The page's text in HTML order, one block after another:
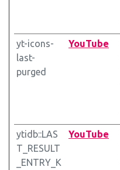
yt-icons-
last-
purged
YouTube
ytidb::LAS
T_RESULT
_ENTRY_K
YouTube